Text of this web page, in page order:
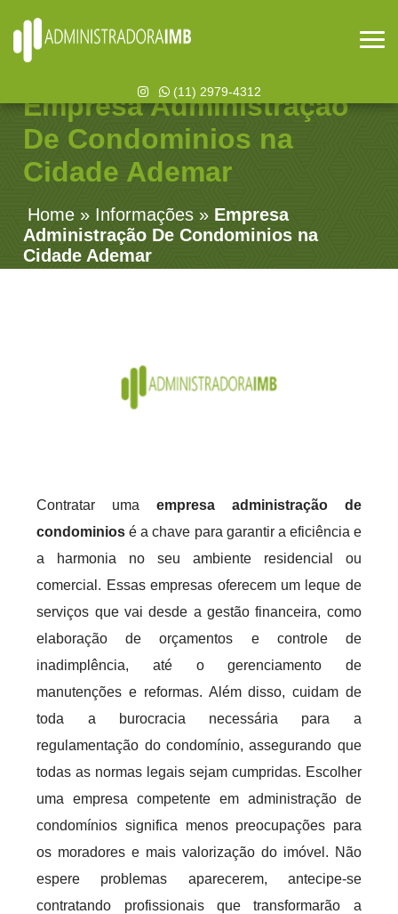
(11) 2979-4312
Empresa Administração
De Condominios na
Cidade Ademar
Home » Informações » Empresa
Administração De Condominios na
Cidade Ademar
Contratar uma empresa administração de
condominios é a chave para garantir a eficiência e
a harmonia no seu ambiente residencial ou
comercial. Essas empresas oferecem um leque de
serviços que vai desde a gestão financeira, como
elaboração de orçamentos e controle de
inadimplência, até o gerenciamento de
manutenções e reformas. Além disso, cuidam de
toda a burocracia necessária para a
regulamentação do condomínio, assegurando que
todas as normas legais sejam cumpridas. Escolher
uma empresa competente em administração de
condomínios significa menos preocupações para
os moradores e mais valorização do imóvel. Não
espere problemas aparecerem, antecipe-se
contratando profissionais que transformarão a